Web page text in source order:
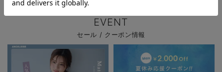
EVENT
セール / クーポン情報